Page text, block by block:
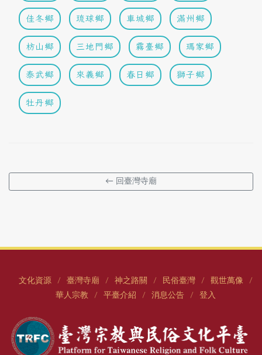
佳冬鄉 琉球鄉 車城鄉 滿州鄉
枋山鄉 三地門鄉 霧臺鄉 瑪家鄉
泰武鄉 來義鄉 春日鄉 獅子鄉
牡丹鄉
← 回臺灣寺廟
文化資源 / 臺灣寺廟 / 神之路關 / 民俗臺灣 / 觀世萬像 /
華人宗教 / 平臺介紹 / 消息公告 / 登入